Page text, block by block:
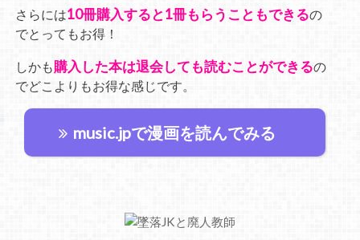
さらには10冊購入すると1冊もらうこともできるの
でとってもお得！
しかも購入した本は退会しても読むことができるの
でどこよりもお得な感じです。
music.jpで漫画を読んでみる